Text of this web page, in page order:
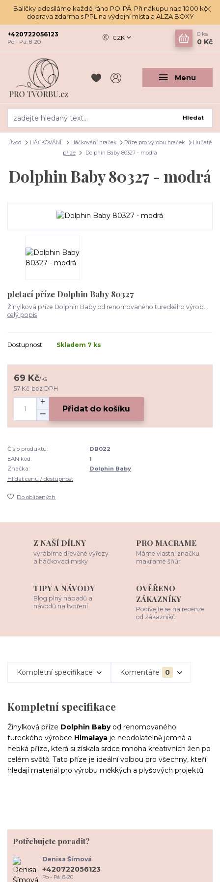
Balíčky odesíláme každé ráno PO-PÁ. Při nákupu nad 1000 kč
doprava zdarma s PPL na výdejní místa a ALZA BOXY
Menu
CZK
Hledat
+420722056123
Po - Pá: 8-20
0 ks
0 Kč
Úvod HÁČKOVÁNÍ Háčkování hraček Příze pro výrobu hraček
Huňaté
příze
Dolphin Baby 80327 - modrá
Dolphin Baby 80327 - modrá
pletací příze Dolphin Baby 80327
Žinylková příze Dolphin Baby od renomovaného tureckého výrob...
celý popis
Dostupnost Skladem 7 ks
69 Kč/ks
57 Kč bez DPH
Přidat do košíku
Číslo produktu:
DB022
EAN kód:
1
Značka:
Dolphin Baby
Hlídat cenu / dostupnost
Do oblíbených
Z NAŠÍ DÍLNY
vyrábíme dřevěné výřezy
a háčkovací misky
PRO MACRAME
Máme vlastní značku
makramé šňůr
TIPY A NÁVODY
Blog plný nápadů a
návodů na tvoření
OVĚŘENO
ZÁKAZNÍKY
Podívejte se na recenze
od zákazníků
Kompletní specifikace Komentáře 0
Kompletní specifikace
Žinylková příze Dolphin Babyod renomovaného
tureckého výrobce Himalaya je neodolatelně jemná a
hebká příze, která si získala srdce mnoha kreativních žen po
celém světě. Tato příze je ideální volbou pro všechny, kteří
hledají materiál pro výrobu měkkých a plyšových projektů.
Potřebujete poradit?
Denisa Šímová
+420722056123
Po - Pá: 8-20